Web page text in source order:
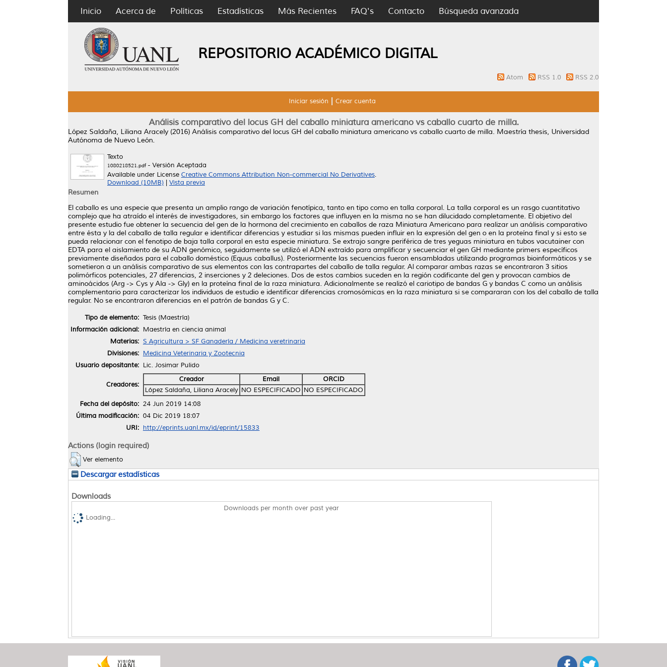
Inicio Acerca de Políticas Estadísticas Más Recientes FAQ's Contacto Búsqueda avanzada
REPOSITORIO ACADÉMICO DIGITAL
Atom RSS 1.0 RSS 2.0
Iniciar sesión Crear cuenta
Análisis comparativo del locus GH del caballo miniatura americano vs caballo cuarto de milla.
López Saldaña, Liliana Aracely (2016) Análisis comparativo del locus GH del caballo miniatura americano vs caballo cuarto de milla. Maestría thesis, Universidad
Autónoma de Nuevo León.
Texto
1080218521.pdf- Versión Aceptada
Available under License Creative Commons Attribution Non-commercial No Derivatives.
Download (10MB)
Vista previa
Resumen
El caballo es una especie que presenta un amplio rango de variación fenotípica, tanto en tipo como en talla corporal. La talla corporal es un rasgo cuantitativo
complejo que ha atraído el interés de investigadores, sin embargo los factores que influyen en la misma no se han dilucidado completamente. El objetivo del
presente estudio fue obtener la secuencia del gen de la hormona del crecimiento en caballos de raza Miniatura Americano para realizar un análisis comparativo
entre ésta y la del caballo de talla regular e identificar diferencias y estudiar si las mismas pueden influir en la expresión del gen o en la proteína final y si esto se
pueda relacionar con el fenotipo de baja talla corporal en esta especie miniatura. Se extrajo sangre periférica de tres yeguas miniatura en tubos vacutainer con
EDTA para el aislamiento de su ADN genómico, seguidamente se utilizó el ADN extraído para amplificar y secuenciar el gen GH mediante primers específicos
previamente diseñados para el caballo doméstico (Equus caballus). Posteriormente las secuencias fueron ensambladas utilizando programas bioinformáticos y se
sometieron a un análisis comparativo de sus elementos con las contrapartes del caballo de talla regular. Al comparar ambas razas se encontraron 3 sitios
polimórficos potenciales, 27 diferencias, 2 inserciones y 2 deleciones. Dos de estos cambios suceden en la región codificante del gen y provocan cambios de
aminoácidos (Arg -> Cys y Ala -> Gly) en la proteína final de la raza miniatura. Adicionalmente se realizó el cariotipo de bandas G y bandas C como un análisis
complementario para caracterizar los individuos de estudio e identificar diferencias cromosómicas en la raza miniatura si se compararan con los del caballo de talla
regular. No se encontraron diferencias en el patrón de bandas G y C.
Tipo de elemento: Tesis (Maestría)
Información adicional: Maestría en ciencia animal
Materias: S Agricultura > SF Ganadería / Medicina veretrinaria
Divisiones: Medicina Veterinaria y Zootecnia
Usuario depositante: Lic. Josimar Pulido
Creadores:
Creador Email
ORCID
López Saldaña, Liliana Aracely NO ESPECIFICADO NO ESPECIFICADO
Fecha del depósito: 24 Jun 2019 14:08
Última modificación: 04 Dic 2019 18:07
URI: http://eprints.uanl.mx/id/eprint/15833
Actions (login required)
Ver elemento
Descargar estadísticas
Downloads
Downloads per month over past year
Loading...